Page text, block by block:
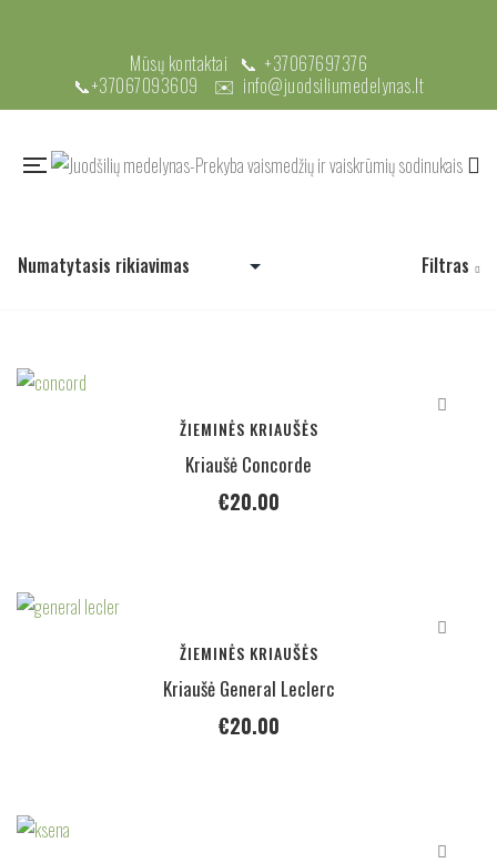
Mūsų kontaktai 📞 +37067697376
📞+37067093609 ✉️ info@juodsiliumedelynas.lt
Filtras
ŽIEMINĖS KRIAUŠĖS
Kriaušė Concorde
€20.00
ŽIEMINĖS KRIAUŠĖS
Kriaušė General Leclerc
€20.00